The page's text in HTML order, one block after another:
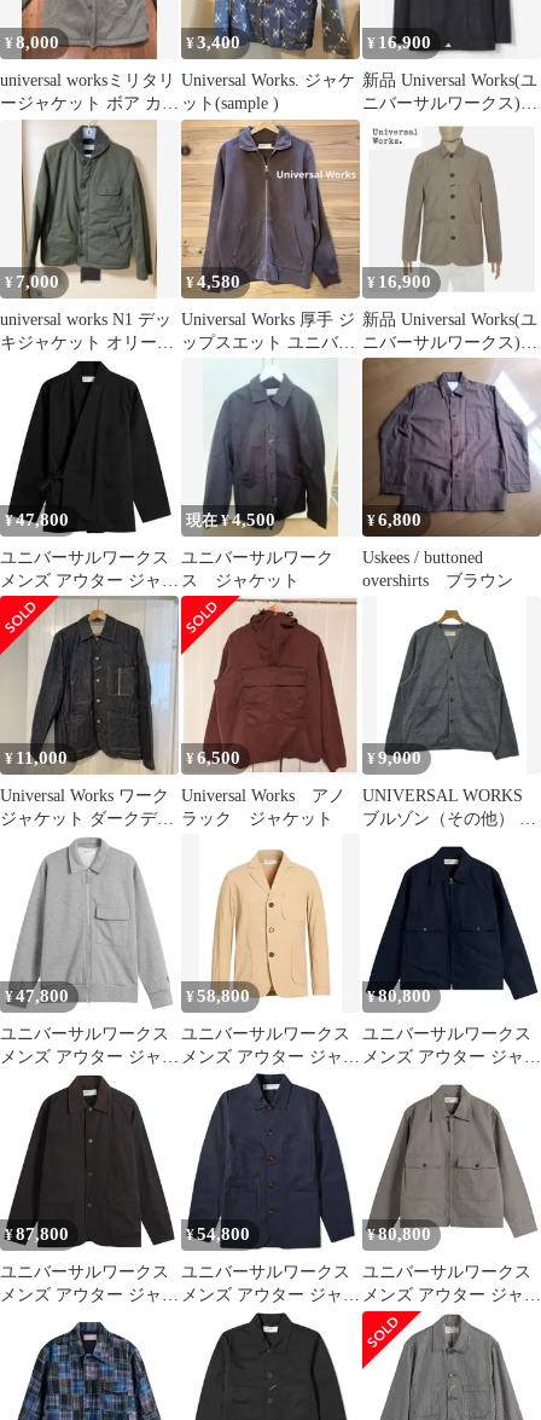
¥8,000
universal worksミリタリ
ージャケット ボア カー
キ Sサイズ
¥3,400
Universal Works. ジャケ
ット(sample )
¥ 16,900
新品 Universal Works(ユ
ニバーサルワークス)
ジャケット
¥ 7,000
universal works N1 デッ
キジャケット オリーブ
¥4,580
Universal Works 厚手 ジ
ップスエット ユニバー
サルワークス
¥ 16,900
新品 Universal Works(ユ
ニバーサルワークス)
ベイカージャケット
¥47,800
ユニバーサルワークス
メンズ アウター ジャケ
ット・ブルゾン
Universal Works Twill
Kyoto Work Jacket Black
ブラック
現在 ¥4,500
ユニバーサルワーク
ス ジャケット
¥6,800
Uskees / buttoned
overshirts ブラウン
¥ 11,000
Universal Works ワーク
ジャケット ダークデニ
¥6,500
Universal Works アノ
ラック ジャケット
¥9,000
UNIVERSAL WORKS
ブルゾン（その他） メ
【送料無料】
¥47,800
ユニバーサルワークス
メンズ アウター ジャケ
ット・ブルゾン
Universal Works TylerZip
Sweat Jacket Grey Marl
グレー
¥58,800
ユニバーサルワークス
メンズ アウター ジャケ
ット・ブルゾン
UNIVERSAL
WORKSand サンド
¥80,800
ユニバーサルワークス
メンズ アウター ジャケ
ット・ブルゾン リネン
Universal Works Linen
Slub Weave S130 Jacket
Navy ネイビー
¥87,800
ユニバーサルワークス
メンズ アウター ジャケ
ット・ブルゾン
Universal Worksummer
Canvas Labour Jacket
Licorice
¥54,800
ユニバーサルワークス
メンズ アウター ジャケ
ット・ブルゾン
Universal Works Bakers
Jacket Navy ネイビー
¥80,800
ユニバーサルワークス
メンズ アウター ジャケ
ット・ブルゾン リネン
Universal Works Linen
Slub Weave S130 Jacket
Mid Grey グレー